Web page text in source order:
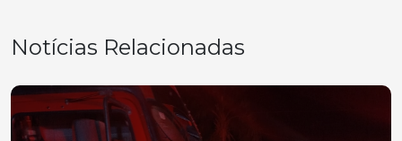
Notícias Relacionadas